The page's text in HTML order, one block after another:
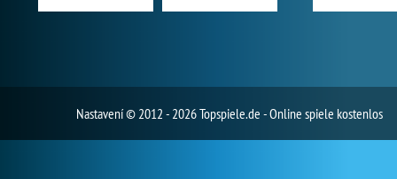
Nastavení© 2012 - 2026 Topspiele.de - Online spiele kostenlos